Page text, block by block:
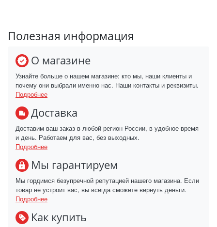
Полезная информация
О магазине
Узнайте больше о нашем магазине: кто мы, наши клиенты и
почему они выбрали именно нас. Наши контакты и реквизиты.
Подробнее
Доставка
Доставим ваш заказ в любой регион России, в удобное время
и день. Работаем для вас, без выходных.
Подробнее
Мы гарантируем
Мы гордимся безупречной репутацией нашего магазина. Если
товар не устроит вас, вы всегда сможете вернуть деньги.
Подробнее
Как купить